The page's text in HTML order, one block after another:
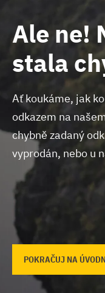
Ale ne!
stala
Ať koukáme, jak
odkazem na
chybně zadaný
vyprodán, nebo u
POKRAČUJ NA